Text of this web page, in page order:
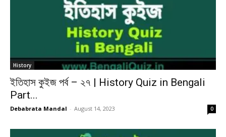
History
ইতিহাস কুইজ পর্ব – ২৭ | History Quiz in Bengali
Part...
Debabrata Mandal - August 14, 2023 0